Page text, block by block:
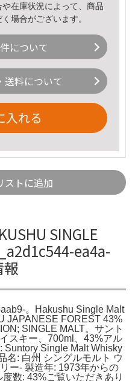
在庫状況によって、商品
場合がございます。
について
送料について
入れる
ストに追加
SINGLE
ea4a-
。Hakushu Single Malt
JAPANESE FOREST 43%
SINGLE MALT。サント
スキー、700ml、43%アル
Suntory Single Malt Whisky
名: 白州 シングルモルト ウ
ー- 製造年: 1973年からの
数: 43%ご覧いただきあり